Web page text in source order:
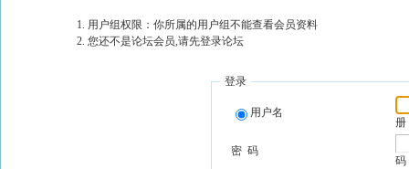
用户组权限：你所属的用户组不能查看会员资料
您还不是论坛会员,请先登录论坛
登录
用户名
册
密 码
码